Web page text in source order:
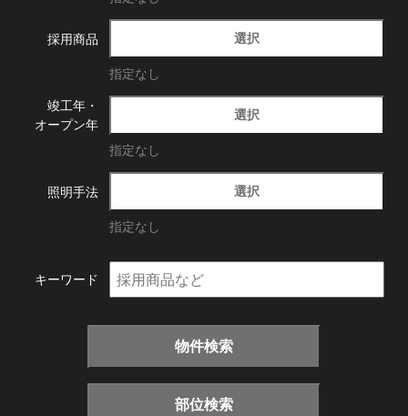
採用商品 選択
指定なし
竣工年・
オープン年
選択
指定なし
照明手法 選択
指定なし
キーワード
物件検索
部位検索